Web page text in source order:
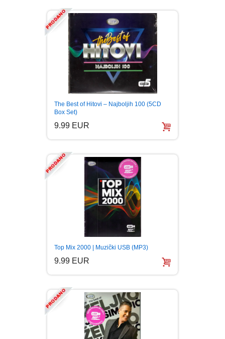
The Best of Hitovi – Najboljih 100 (5CD
Box Set)
9.99 EUR
Top Mix 2000 | Muzički USB (MP3)
9.99 EUR